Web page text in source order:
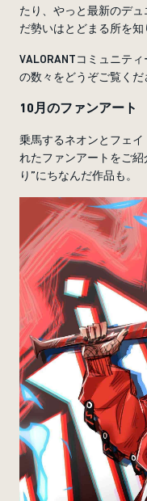
たり、やっと最新のデ
だ勢いはとどまる所を知
VALORANTコミュニテ
の数々をどうぞご覧くだ
10月のファンアート
乗馬するネオンとフェ
れたファンアートをご
り”にちなんだ作品も。